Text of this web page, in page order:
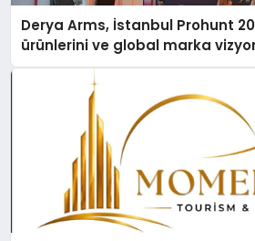
Derya Arms, İstanbul Prohunt
ürünlerini ve global marka